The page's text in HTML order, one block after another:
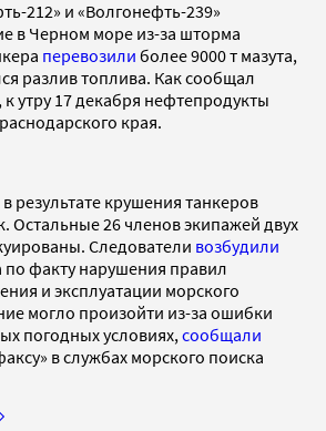
212» и «Волгонефть-239»
в Черном море из-за шторма
перевозили более 9000 т мазута,
разлив топлива. Как сообщал
утру 17 декабря нефтепродукты
края.
результате крушения танкеров
Остальные 26 членов экипажей двух
Следователи возбудили
по факту нарушения правил
и эксплуатации морского
могло произойти из-за ошибки
погодных условиях, сообщали
в службах морского поиска